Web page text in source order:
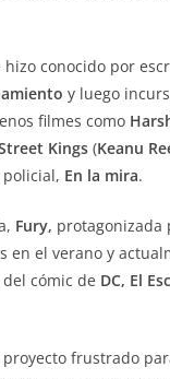
hizo conocido por
y luego
filmes como
Kings(Keanu
En la mira.
Fury, protagonizada
en el verano y
cómic de DC, El
frustrado